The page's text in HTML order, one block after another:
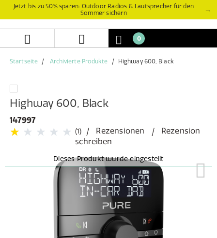
Zum
ZumJetzt bis zu 50% sparen: Outdoor Radios & Lautsprecher für den
Sommer sichern
→
0
Startseite Archivierte Produkte Highway 600, Black
Highway 600, Black
147997
(1) Rezensionen
Rezension
schreiben